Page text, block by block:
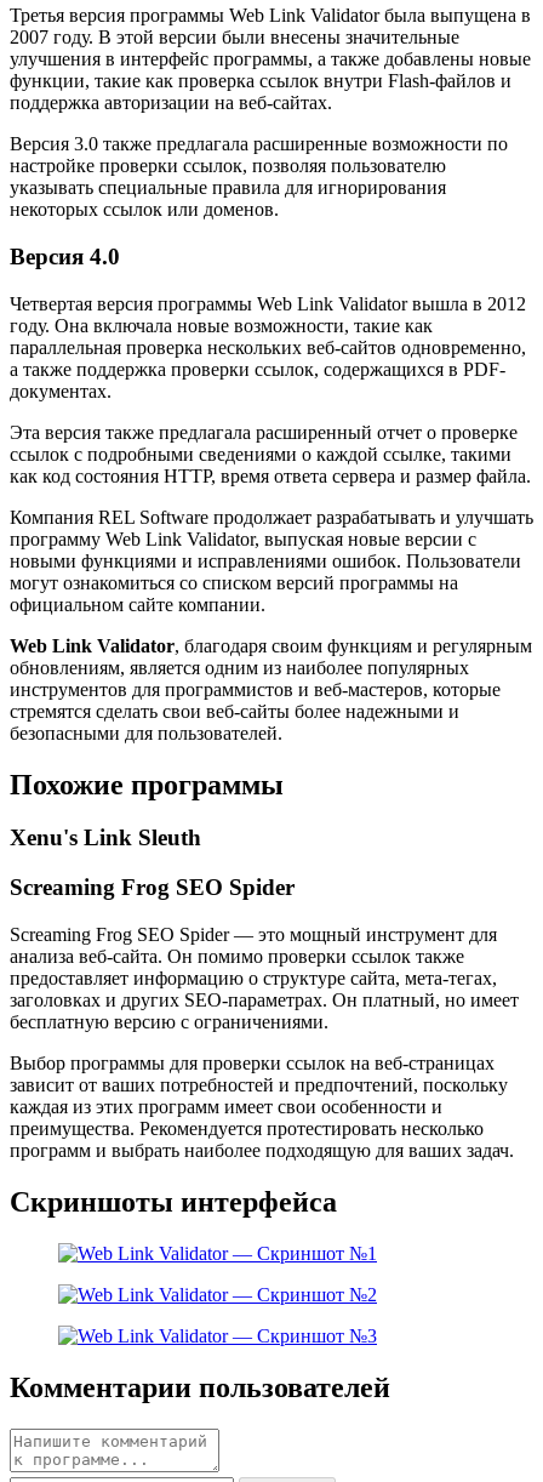
Третья версия программы Web Link Validator была выпущена в
2007 году. В этой версии были внесены значительные
улучшения в интерфейс программы, а также добавлены новые
функции, такие как проверка ссылок внутри Flash-файлов и
поддержка авторизации на веб-сайтах.
Версия 3.0 также предлагала расширенные возможности по
настройке проверки ссылок, позволяя пользователю
указывать специальные правила для игнорирования
некоторых ссылок или доменов.
Версия 4.0
Четвертая версия программы Web Link Validator вышла в 2012
году. Она включала новые возможности, такие как
параллельная проверка нескольких веб-сайтов одновременно,
а также поддержка проверки ссылок, содержащихся в PDF-
документах.
Эта версия также предлагала расширенный отчет о проверке
ссылок с подробными сведениями о каждой ссылке, такими
как код состояния HTTP, время ответа сервера и размер файла.
Компания REL Software продолжает разрабатывать и улучшать
программу Web Link Validator, выпуская новые версии с
новыми функциями и исправлениями ошибок. Пользователи
могут ознакомиться со списком версий программы на
официальном сайте компании.
Web Link Validator, благодаря своим функциям и регулярным
обновлениям, является одним из наиболее популярных
инструментов для программистов и веб-мастеров, которые
стремятся сделать свои веб-сайты более надежными и
безопасными для пользователей.
Похожие программы
Xenu's Link Sleuth
Screaming Frog SEO Spider
Screaming Frog SEO Spider — это мощный инструмент для
анализа веб-сайта. Он помимо проверки ссылок также
предоставляет информацию о структуре сайта, мета-тегах,
заголовках и других SEO-параметрах. Он платный, но имеет
бесплатную версию с ограничениями.
Выбор программы для проверки ссылок на веб-страницах
зависит от ваших потребностей и предпочтений, поскольку
каждая из этих программ имеет свои особенности и
преимущества. Рекомендуется протестировать несколько
программ и выбрать наиболее подходящую для ваших задач.
Скриншоты интерфейса
Комментарии пользователей